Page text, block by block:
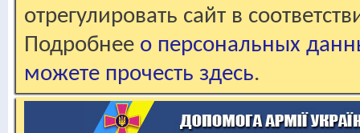
отрегулировать сайт в
Подробнее о персональных
можете прочесть здесь.